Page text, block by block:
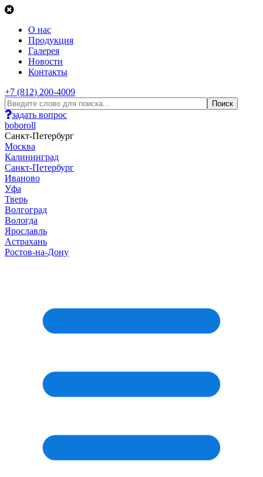
О нас
Продукция
Галерея
Новости
Контакты
+7 (812) 200-4009
задать вопрос
boboroll
Санкт-Петербург
Москва
Калининград
Санкт-Петербург
Иваново
Уфа
Тверь
Волгоград
Вологда
Ярославль
Астрахань
Ростов-на-Дону